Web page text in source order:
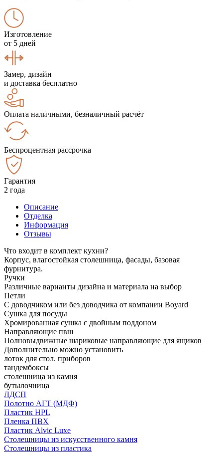
Изготовление
от 5 дней
Замер, дизайн
и доставка бесплатно
Оплата наличными, безналичный расчёт
Беспроцентная рассрочка
Гарантия
2 года
Описание
Отделка
Информация
Отзывы
Что входит в комплект кухни?
Корпус, влагостойкая столешница, фасады, базовая
фурнитура.
Ручки
Различные варианты дизайна и материала на выбор
Петли
С доводчиком или без доводчика от компании Boyard
Сушка для посуды
Хромированная сушка с двойным поддоном
Направляющие пвш
Полновыдвижные шариковые направляющие для ящиков
Дополнительно можно установить
лоток для стол. приборов
тандембоксы
столешница из камня
бутылочница
ЛДСП
Полотно АГТ (МДФ)
Пластик HPL
Пленка ПВХ
Пластик Alvic Luxe
Столешницы из искусственного камня
Столешницы из пластика